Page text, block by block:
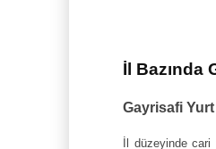
İl Bazında
Gayrisafi Yurt
İl düzeyinde